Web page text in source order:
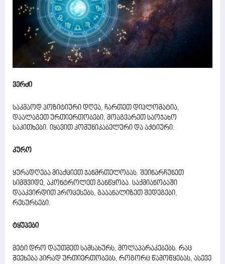
ვერძი
საკმაოდ პოზიტიური დღეა, ჩართეთ დიპლომატია,
დაალაგეთ ურთიერთობები, მოაგვარეთ საოჯახო
საკითხები. იყავით კომუნიკაბელური და აქტიური.
კურო
ყურადღება მიაქციეთ ჯანმრთელობას. შეინარჩუნეთ
სიმშვიდე, აკონტროლეთ განწყობა. საქმიანობაში
დააკვირდით პროცესებს, გააანალიზეთ შედეგები,
რესურსები.
ტყუპები
მეტი დრო დაუთმეთ სამსახურს, მოლაპარაკებებს. რაც
შეეხება პირად ურთიერთობებს, როგორც წამოწყებას, ასევე